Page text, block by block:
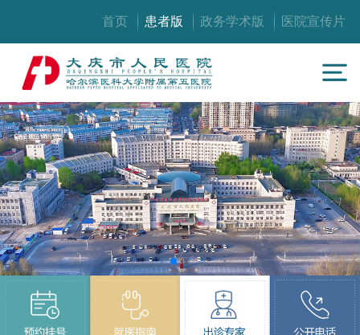
首页 患者版 政务学术版 医院宣传片